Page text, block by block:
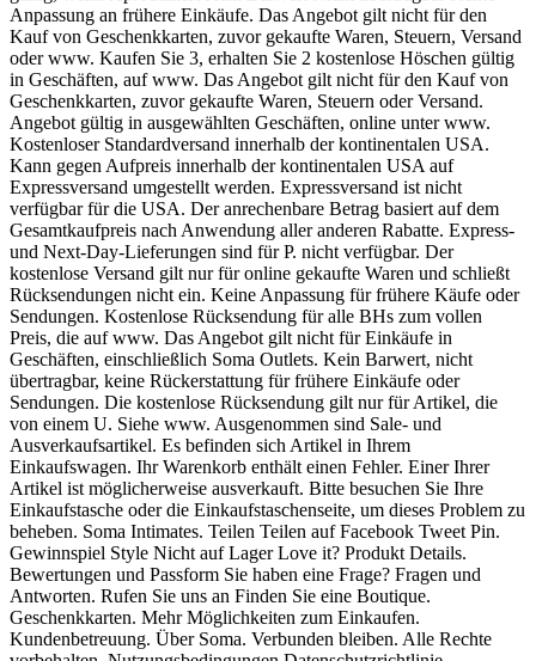
Anpassung an frühere Einkäufe. Das Angebot gilt nicht für den
Kauf von Geschenkkarten, zuvor gekaufte Waren, Steuern, Versand
oder www. Kaufen Sie 3, erhalten Sie 2 kostenlose Höschen gültig
in Geschäften, auf www. Das Angebot gilt nicht für den Kauf von
Geschenkkarten, zuvor gekaufte Waren, Steuern oder Versand.
Angebot gültig in ausgewählten Geschäften, online unter www.
Kostenloser Standardversand innerhalb der kontinentalen USA.
Kann gegen Aufpreis innerhalb der kontinentalen USA auf
Expressversand umgestellt werden. Expressversand ist nicht
verfügbar für die USA. Der anrechenbare Betrag basiert auf dem
Gesamtkaufpreis nach Anwendung aller anderen Rabatte. Express-
und Next-Day-Lieferungen sind für P. nicht verfügbar. Der
kostenlose Versand gilt nur für online gekaufte Waren und schließt
Rücksendungen nicht ein. Keine Anpassung für frühere Käufe oder
Sendungen. Kostenlose Rücksendung für alle BHs zum vollen
Preis, die auf www. Das Angebot gilt nicht für Einkäufe in
Geschäften, einschließlich Soma Outlets. Kein Barwert, nicht
übertragbar, keine Rückerstattung für frühere Einkäufe oder
Sendungen. Die kostenlose Rücksendung gilt nur für Artikel, die
von einem U. Siehe www. Ausgenommen sind Sale- und
Ausverkaufsartikel. Es befinden sich Artikel in Ihrem
Einkaufswagen. Ihr Warenkorb enthält einen Fehler. Einer Ihrer
Artikel ist möglicherweise ausverkauft. Bitte besuchen Sie Ihre
Einkaufstasche oder die Einkaufstaschenseite, um dieses Problem zu
beheben. Soma Intimates. Teilen Teilen auf Facebook Tweet Pin.
Gewinnspiel Style Nicht auf Lager Love it? Produkt Details.
Bewertungen und Passform Sie haben eine Frage? Fragen und
Antworten. Rufen Sie uns an Finden Sie eine Boutique.
Geschenkkarten. Mehr Möglichkeiten zum Einkaufen.
Kundenbetreuung. Über Soma. Verbunden bleiben. Alle Rechte